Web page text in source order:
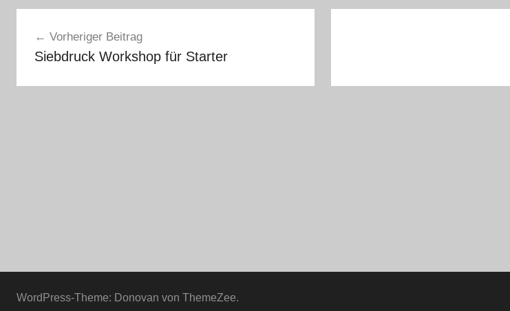
Vorheriger Beitrag
Siebdruck Workshop für Starter
WordPress-Theme: Donovan von ThemeZee.